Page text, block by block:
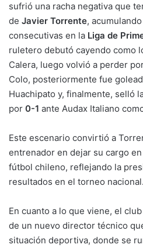
sufrió una racha negativa que
de Javier Torrente,
consecutivas en la Liga de
ruletero debutó cayendo como
Calera, luego volvió a perder
Colo, posteriormente fue
Huachipato y, finalmente, selló
por 0-1 ante Audax Italiano
Este escenario convirtió a
entrenador en dejar su cargo
fútbol chileno, reflejando la
resultados en el torneo nacional.
En cuanto a lo que viene, el
de un nuevo director técnico
situación deportiva, donde se